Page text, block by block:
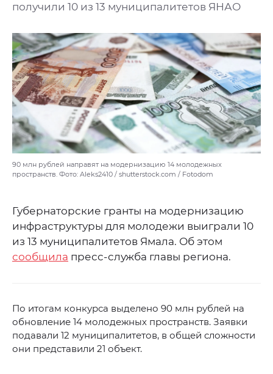
получили 10 из 13 муниципалитетов ЯНАО
90 млн рублей направят на модернизацию 14 молодежных
пространств. Фото: Aleks2410 / shutterstock.com / Fotodom
Губернаторские гранты на модернизацию
инфраструктуры для молодежи выиграли 10
из 13 муниципалитетов Ямала. Об этом
сообщила пресс-служба главы региона.
По итогам конкурса выделено 90 млн рублей на
обновление 14 молодежных пространств. Заявки
подавали 12 муниципалитетов, в общей сложности
они представили 21 объект.